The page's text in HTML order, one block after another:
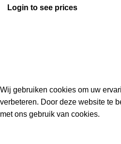
Login to see prices
Wij gebruiken cookies om uw
verbeteren. Door deze website te
met ons gebruik van cookies.